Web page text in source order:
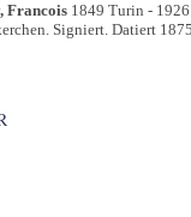
Francois 1849 Turin - 1926
Signiert. Datiert